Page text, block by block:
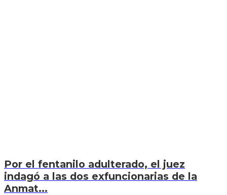
Por el fentanilo adulterado, el juez
indagó a las dos exfuncionarias de la
Anmat...